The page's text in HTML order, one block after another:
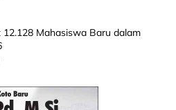
12.128 Mahasiswa Baru dalam